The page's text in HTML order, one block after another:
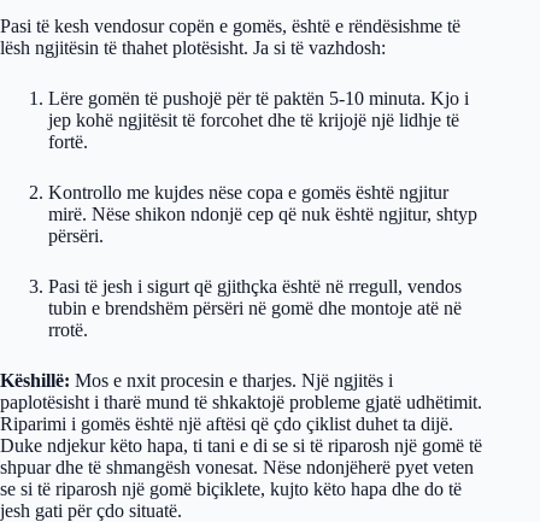
Pasi të kesh vendosur copën e gomës, është e rëndësishme të
lësh ngjitësin të thahet plotësisht. Ja si të vazhdosh:
Lëre gomën të pushojë për të paktën 5-10 minuta. Kjo i
jep kohë ngjitësit të forcohet dhe të krijojë një lidhje të
fortë.
Kontrollo me kujdes nëse copa e gomës është ngjitur
mirë. Nëse shikon ndonjë cep që nuk është ngjitur, shtyp
përsëri.
Pasi të jesh i sigurt që gjithçka është në rregull, vendos
tubin e brendshëm përsëri në gomë dhe montoje atë në
rrotë.
Këshillë: Mos e nxit procesin e tharjes. Një ngjitës i
paplotësisht i tharë mund të shkaktojë probleme gjatë udhëtimit.
Riparimi i gomës është një aftësi që çdo çiklist duhet ta dijë.
Duke ndjekur këto hapa, ti tani e di se si të riparosh një gomë të
shpuar dhe të shmangësh vonesat. Nëse ndonjëherë pyet veten
se si të riparosh një gomë biçiklete, kujto këto hapa dhe do të
jesh gati për çdo situatë.